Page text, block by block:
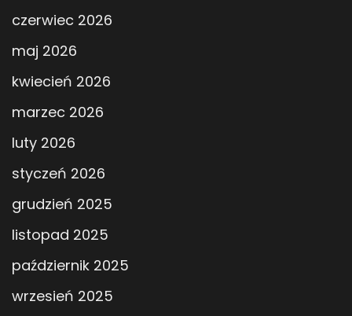
czerwiec 2026
maj 2026
kwiecień 2026
marzec 2026
luty 2026
styczeń 2026
grudzień 2025
listopad 2025
październik 2025
wrzesień 2025